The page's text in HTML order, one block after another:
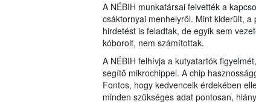
A NÉBIH munkatársai felvették a
csáktornyai menhelyről. Mint kiderült,
hirdetést is feladtak, de egyik sem
kóborolt, nem számítottak.
A NÉBIH felhívja a kutyatartók
segítő mikrochippel. A chip
Fontos, hogy kedvenceik érdekében
minden szükséges adat pontosan,